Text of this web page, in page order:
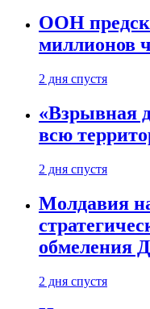
ООН
миллионов
2 дня спустя
«Взрывная
всю
2 дня спустя
Молдавия
обмеления
2 дня спустя